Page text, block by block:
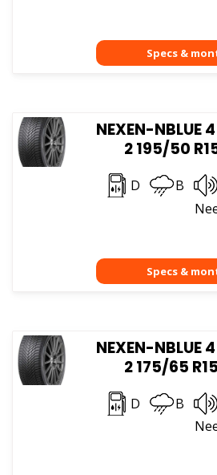
NEXEN-NBLUE
2 195/50
D B
NEXEN-NBLUE
2 175/65
D B